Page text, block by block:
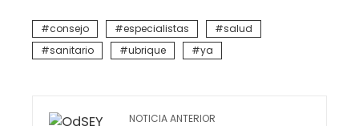
consejo especialistas
salud
sanitario
ubrique ya
NOTICIA ANTERIOR